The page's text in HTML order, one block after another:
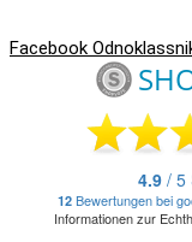
Facebook